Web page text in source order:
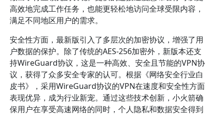
高效地完成工作任务，也能更轻松地访问全球受限内容，
满足不同地区用户的需求。
安全性方面，最新版引入了多层次的加密协议，增强了用
户数据的保护。除了传统的AES-256加密外，新版本还支
持WireGuard协议，这是一种高效、安全且节能的VPN协
议，获得了众多安全专家的认可。根据《网络安全行业白
皮书》，采用WireGuard协议的VPN在速度和安全性方面
表现优异，成为行业新宠。通过这些技术创新，小火箭确
保用户在享受高速网络的同时，个人隐私和数据安全得到